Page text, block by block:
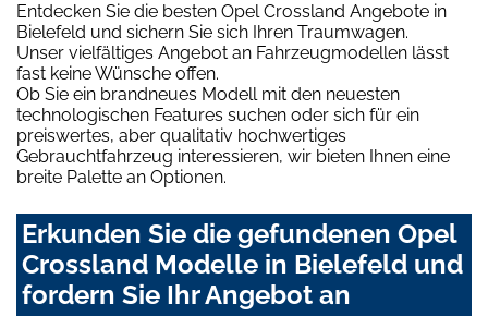
Entdecken Sie die besten Opel Crossland Angebote in
Bielefeld und sichern Sie sich Ihren Traumwagen.
Unser vielfältiges Angebot an Fahrzeugmodellen lässt
fast keine Wünsche offen.
Ob Sie ein brandneues Modell mit den neuesten
technologischen Features suchen oder sich für ein
preiswertes, aber qualitativ hochwertiges
Gebrauchtfahrzeug interessieren, wir bieten Ihnen eine
breite Palette an Optionen.
Erkunden Sie die gefundenen Opel
Crossland Modelle in Bielefeld und
fordern Sie Ihr Angebot an